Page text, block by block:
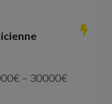
€ – 30000€